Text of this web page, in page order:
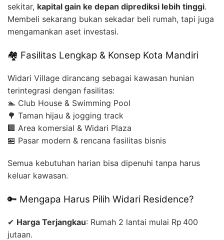
sekitar, kapital gain ke depan diprediksi lebih tinggi.
Membeli sekarang bukan sekadar beli rumah, tapi juga
mengamankan aset investasi.
🏘️ Fasilitas Lengkap & Konsep Kota Mandiri
Widari Village dirancang sebagai kawasan hunian
terintegrasi dengan fasilitas:
🏊 Club House & Swimming Pool
🌳 Taman hijau & jogging track
🏢 Area komersial & Widari Plaza
🏪 Pasar modern & rencana fasilitas bisnis
Semua kebutuhan harian bisa dipenuhi tanpa harus
keluar kawasan.
🔑 Mengapa Harus Pilih Widari Residence?
✔ Harga Terjangkau: Rumah 2 lantai mulai Rp 400
jutaan.